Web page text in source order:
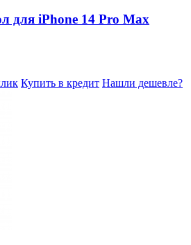
для iPhone 14 Pro Max
Купить в кредит Нашли дешевле?